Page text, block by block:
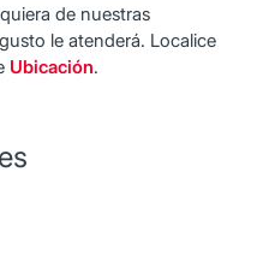
de nuestras
le atenderá. Localice
Ubicación.